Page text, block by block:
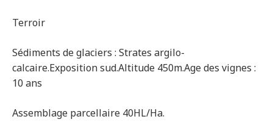
Terroir
Sédiments de glaciers : Strates argilo-
calcaire.Exposition sud.Altitude 450m.Age des vignes :
10 ans
Assemblage parcellaire 40HL/Ha.